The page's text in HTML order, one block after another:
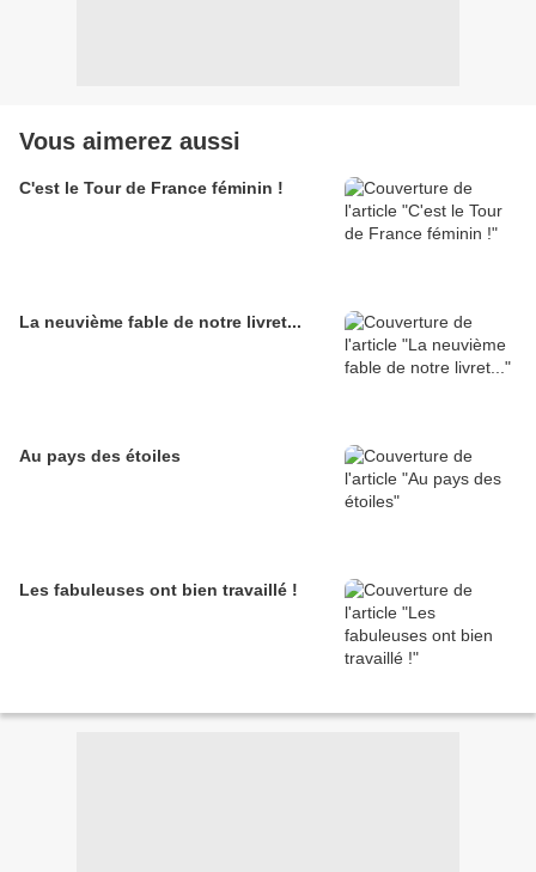
Vous aimerez aussi
C'est le Tour de France féminin !
La neuvième fable de notre livret...
Au pays des étoiles
Les fabuleuses ont bien travaillé !